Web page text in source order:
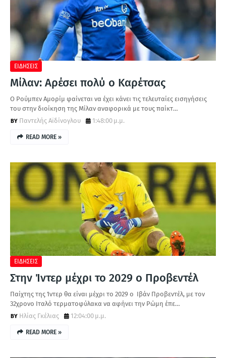
ΕΙΔΗΣΕΙΣ
Μίλαν: Αρέσει πολύ ο Καρέτσας
Ο Ρούμπεν Αμορίμ φαίνεται να έχει κάνει τις τελευταίες εισηγήσεις
του στην διοίκηση της Μίλαν αναφορικά με τους παίκτ…
Παντελής Αϊδίνογλου
1:48:00 μ.μ.
READ MORE »
ΕΙΔΗΣΕΙΣ
Στην Ίντερ μέχρι το 2029 ο Προβεντέλ
Παίχτης της Ίντερ θα είναι μέχρι το 2029 ο Ιβάν Προβεντέλ, με τον
32χρονο Ιταλό τερματοφύλακα να αφήνει την Ρώμη έπε…
Ηλίας Γκέλιας
12:04:00 μ.μ.
READ MORE »